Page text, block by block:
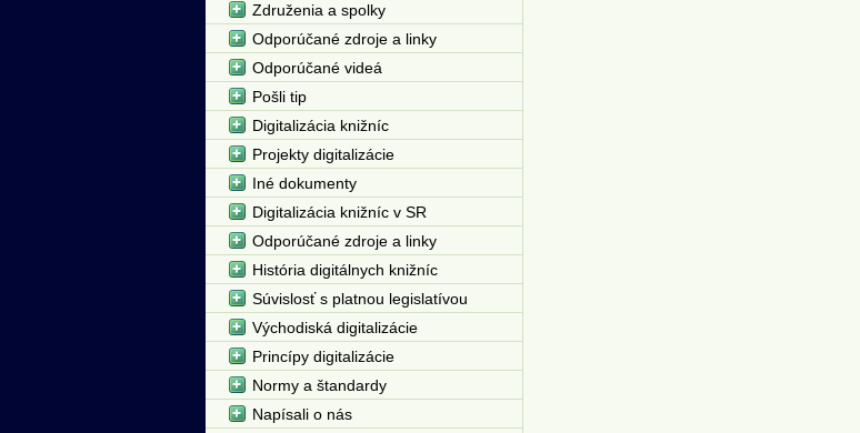
Združenia a spolky
Odporúčané zdroje a linky
Odporúčané videá
Pošli tip
Digitalizácia knižníc
Projekty digitalizácie
Iné dokumenty
Digitalizácia knižníc v SR
Odporúčané zdroje a linky
História digitálnych knižníc
Súvislosť s platnou legislatívou
Východiská digitalizácie
Princípy digitalizácie
Normy a štandardy
Napísali o nás